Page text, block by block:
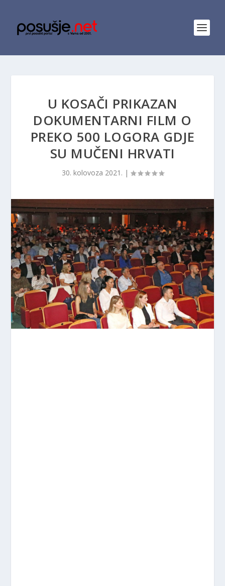
U KOSAČI PRIKAZAN
DOKUMENTARNI FILM O
PREKO 500 LOGORA GDJE
SU MUČENI HRVATI
30. kolovoza 2021. |